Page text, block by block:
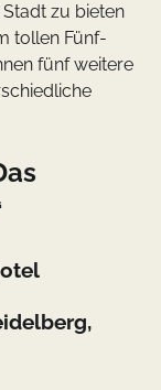
zu bieten
tollen Fünf-
fünf weitere